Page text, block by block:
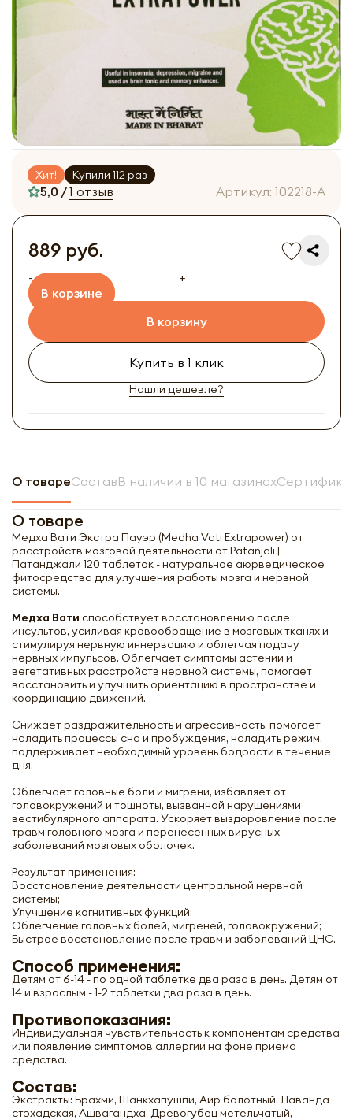
Хит! Купили 112 раз
5,0 /1 отзыв Артикул: 102218-A
889 руб.
-
+
В корзине
В корзину
Купить в 1 клик
Нашли дешевле?
О товареСоставВ наличии в 10 магазинах
О товаре
Медха Вати Экстра Пауэр (Medha Vati Extrapower) от
расстройств мозговой деятельности от Patanjali |
Патанджали 120 таблеток - натуральное аюрведическое
фитосредства для улучшения работы мозга и нервной
системы.
Медха Вати способствует восстановлению после
инсультов, усиливая кровообращение в мозговых тканях и
стимулируя нервную иннервацию и облегчая подачу
нервных импульсов. Облегчает симптомы астении и
вегетативных расстройств нервной системы, помогает
восстановить и улучшить ориентацию в пространстве и
координацию движений.
Снижает раздражительность и агрессивность, помогает
наладить процессы сна и пробуждения, наладить режим,
поддерживает необходимый уровень бодрости в течение
дня.
Облегчает головные боли и мигрени, избавляет от
головокружений и тошноты, вызванной нарушениями
вестибулярного аппарата. Ускоряет выздоровление после
травм головного мозга и перенесенных вирусных
заболеваний мозговых оболочек.
Результат применения:
Восстановление деятельности центральной нервной
системы;
Улучшение когнитивных функций;
Облегчение головных болей, мигреней, головокружений;
Быстрое восстановление после травм и заболеваний ЦНС.
Способ применения:
Детям от 6-14 - по одной таблетке два раза в день. Детям от
14 и взрослым - 1-2 таблетки два раза в день.
Противопоказания:
Индивидуальная чувствительность к компонентам средства
или появление симптомов аллергии на фоне приема
средства.
Состав:
Экстракты: Брахми, Шанкхапушпи, Аир болотный, Лаванда
стэхадская, Ашвагандха, Древогубец метельчатый,
Медха Вати для улучшения работы
центральной нервной системы и
головного мозга PATANJALI |
Патанджали 120 таб
- +